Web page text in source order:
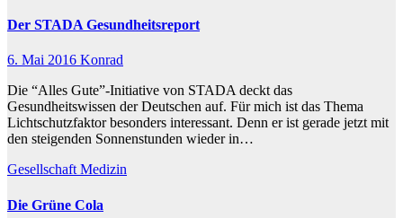
Der STADA Gesundheitsreport
6. Mai 2016 Konrad
Die “Alles Gute”-Initiative von STADA deckt das
Gesundheitswissen der Deutschen auf. Für mich ist das Thema
Lichtschutzfaktor besonders interessant. Denn er ist gerade jetzt mit
den steigenden Sonnenstunden wieder in…
GesellschaftMedizin
Die Grüne Cola